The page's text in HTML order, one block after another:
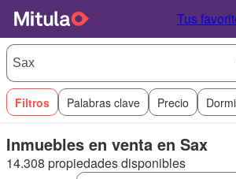
Tus
Filtros Palabras clave Precio
Inmuebles en venta en Sax
14.308 propiedades disponibles